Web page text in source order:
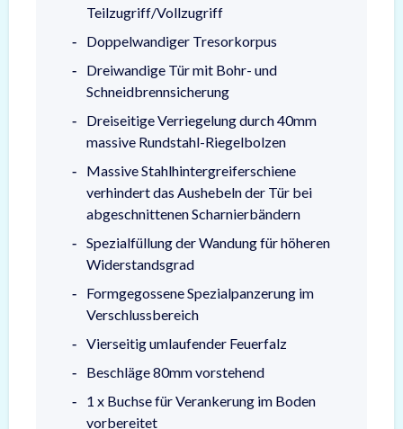
Teilzugriff/Vollzugriff
Doppelwandiger Tresorkorpus
Dreiwandige Tür mit Bohr- und
Schneidbrennsicherung
Dreiseitige Verriegelung durch 40mm
massive Rundstahl-Riegelbolzen
Massive Stahlhintergreiferschiene
verhindert das Aushebeln der Tür bei
abgeschnittenen Scharnierbändern
Spezialfüllung der Wandung für höheren
Widerstandsgrad
Formgegossene Spezialpanzerung im
Verschlussbereich
Vierseitig umlaufender Feuerfalz
Beschläge 80mm vorstehend
1 x Buchse für Verankerung im Boden
vorbereitet